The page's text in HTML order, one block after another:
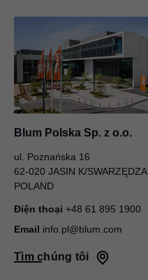
Blum Polska Sp. z o.o.
ul. Poznańska 16
62-020 JASIN K/SWARZĘDZA
POLAND
Điện thoại +48 61 895 1900
Email info.pl@blum.com
Tìm chúng tôi